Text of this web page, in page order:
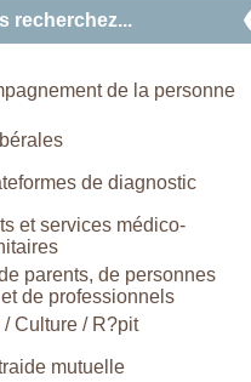
recherchez...
de la personne
de diagnostic
et services médico-
parents, de personnes
de professionnels
Culture / R?pit
mutuelle